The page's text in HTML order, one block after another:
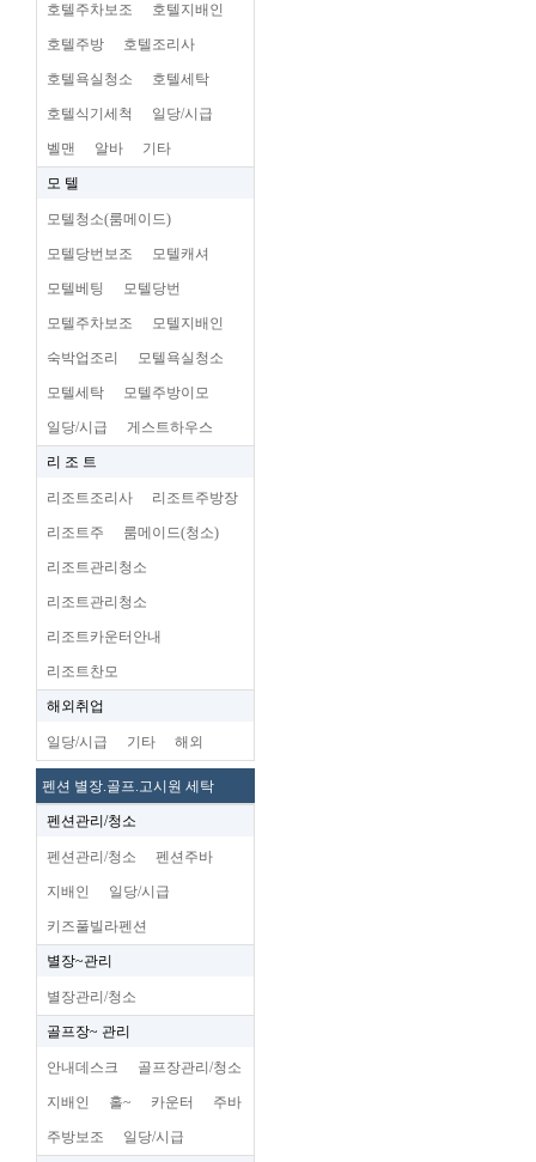
호텔주차보조 호텔지배인
호텔주방 호텔조리사
호텔욕실청소 호텔세탁
호텔식기세척 일당/시급
벨맨 알바 기타
모 텔
모텔청소(룸메이드)
모텔당번보조 모텔캐셔
모텔베팅 모텔당번
모텔주차보조 모텔지배인
숙박업조리 모텔욕실청소
모텔세탁 모텔주방이모
일당/시급 게스트하우스
리 조 트
리조트조리사 리조트주방장
리조트주 룸메이드(청소)
리조트관리청소
리조트관리청소
리조트카운터안내
리조트찬모
해외취업
일당/시급 기타 해외
펜션 별장.골프.고시원 세탁
펜션관리/청소
펜션관리/청소 펜션주바
지배인 일당/시급
키즈풀빌라펜션
별장~관리
별장관리/청소
골프장~ 관리
안내데스크 골프장관리/청소
지배인 홀~ 카운터 주바
주방보조 일당/시급